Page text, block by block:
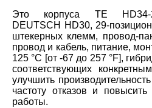
Это корпуса TE HD34-
DEUTSCH HD30, 29-
штекерных клемм, провод-
провод и кабель, питание,
125 °C [от -67 до 257 °F],
соответствующих
улучшить
частоту отказов и
работы.